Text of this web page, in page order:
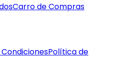
Carro de Compras
Política de